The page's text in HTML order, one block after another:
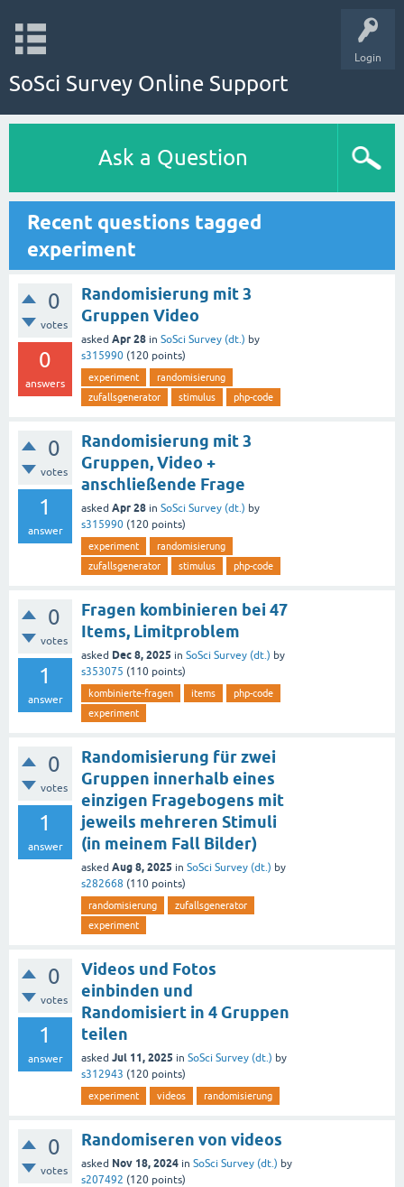
Login
SoSci Survey Online Support
Ask a Question
Recent questions tagged
experiment
0
votes
0
answers
Randomisierung mit 3
Gruppen Video
asked Apr 28 in SoSci Survey (dt.) by
s315990 (120 points)
experiment
randomisierung
zufallsgenerator
stimulus php-code
0
votes
1
answer
Randomisierung mit 3
Gruppen, Video +
anschließende Frage
asked Apr 28 in SoSci Survey (dt.) by
s315990 (120 points)
experiment
randomisierung
zufallsgenerator
stimulus php-code
0
votes
1
answer
Fragen kombinieren bei 47
Items, Limitproblem
asked Dec 8, 2025 in SoSci Survey (dt.) by
s353075 (110 points)
kombinierte-fragen items
php-code
experiment
0
votes
1
answer
Randomisierung für zwei
Gruppen innerhalb eines
einzigen Fragebogens mit
jeweils mehreren Stimuli
(in meinem Fall Bilder)
asked Aug 8, 2025 in SoSci Survey (dt.) by
s282668 (110 points)
randomisierung
zufallsgenerator
experiment
0
votes
1
answer
Videos und Fotos
einbinden und
Randomisiert in 4 Gruppen
teilen
asked Jul 11, 2025 in SoSci Survey (dt.) by
s312943 (120 points)
experiment videos randomisierung
0
votes
Randomiseren von videos
asked Nov 18, 2024 in SoSci Survey (dt.) by
s207492 (120 points)